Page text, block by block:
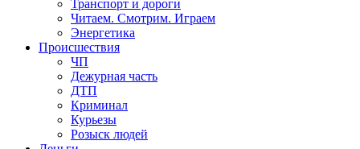
Транспорт и дороги
Читаем. Смотрим. Играем
Энергетика
Происшествия
ЧП
Дежурная часть
ДТП
Криминал
Курьезы
Розыск людей